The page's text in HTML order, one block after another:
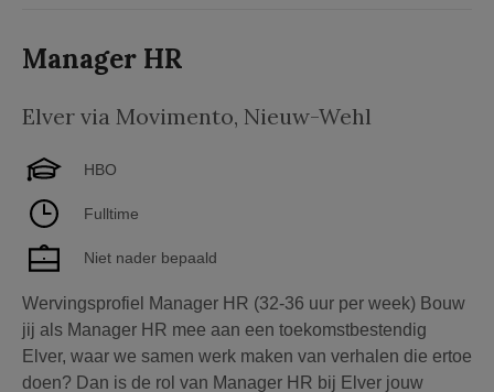
Manager HR
Elver via Movimento, Nieuw-Wehl
HBO
Fulltime
Niet nader bepaald
Wervingsprofiel Manager HR (32-36 uur per week) Bouw
jij als Manager HR mee aan een toekomstbestendig
Elver, waar we samen werk maken van verhalen die ertoe
doen? Dan is de rol van Manager HR bij Elver jouw